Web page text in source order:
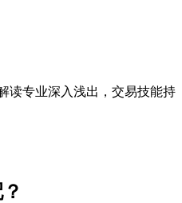
读专业深入浅出，交易技能持